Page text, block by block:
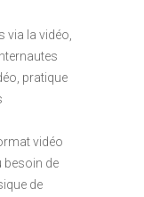
la vidéo,
pratique
vidéo
besoin de
de